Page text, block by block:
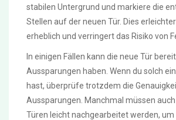
stabilen Untergrund und markiere die
Stellen auf der neuen Tür. Dies
erheblich und verringert das Risiko von
In einigen Fällen kann die neue Tür
Aussparungen haben. Wenn du solch
hast, überprüfe trotzdem die
Aussparungen. Manchmal müssen
Türen leicht nachgearbeitet werden,